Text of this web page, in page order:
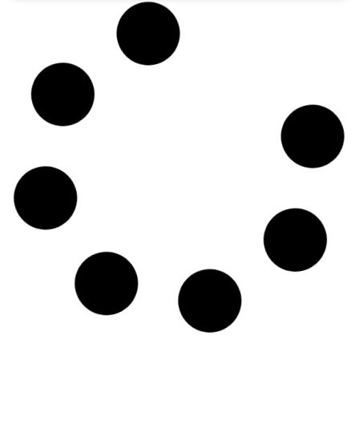
Rückblick auf den zweiten Workshop
des ESG-STADTLABOR
Im zweiten Workshop im Rahmen des
Sondierungsprojektes ESG-STADTLABOR, welcher am
1. Juli 2025 in St. Veit an der Glan stattfand, drehte sich